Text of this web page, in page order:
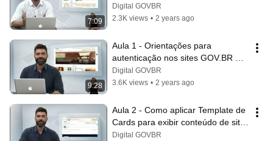
7:09
conteúdo da plataforma GOV.BR
Digital GOVBR
2.3K views • 2 years ago
9:28
Aula 1 - Orientações para
autenticação nos sites GOV.BR
para edição de conteúdo e criação
de pastas
Digital GOVBR
3.6K views • 2 years ago
Aula 2 - Como aplicar Template de
Cards para exibir conteúdo de site
GOV.BR e como criar subpastas
Digital GOVBR